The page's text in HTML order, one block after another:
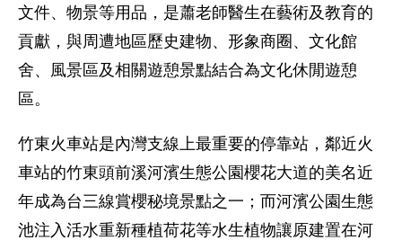
文件、物景等用品，是蕭老師醫生在藝術及教育的
貢獻，與周遭地區歷史建物、形象商圈、文化館
舍、風景區及相關遊憩景點結合為文化休閒遊憩
區。
竹東火車站是內灣支線上最重要的停靠站，鄰近火
車站的竹東頭前溪河濱生態公園櫻花大道的美名近
年成為台三線賞櫻秘境景點之一；而河濱公園生態
池注入活水重新種植荷花等水生植物讓原建置在河